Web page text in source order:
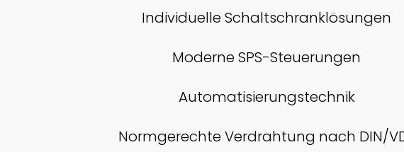
Individuelle Schaltschranklösungen
Moderne SPS-Steuerungen
Automatisierungstechnik
Normgerechte Verdrahtung nach DIN/